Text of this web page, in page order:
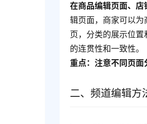
在商品编辑页面、
辑页面，商家可以
页，分类的展示位
的连贯性和一致性。
重点：注意不同页
二、频道编辑方